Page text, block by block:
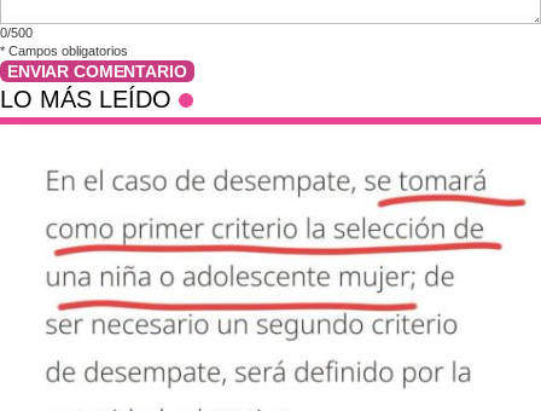
0/500
* Campos obligatorios
ENVIAR COMENTARIO
LO MÁS LEÍDO